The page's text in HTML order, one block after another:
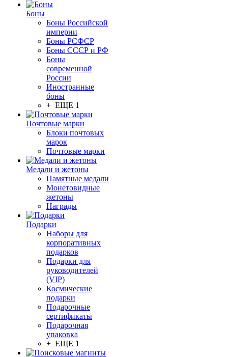
Боны
Боны Российской
империи
Боны РСФСР
Боны СССР и РФ
Боны
современной
России
Иностранные
боны
+ ЕЩЕ 1
Почтовые марки
Блоки почтовых
марок
Почтовые марки
Медали и жетоны
Памятные медали
Монетовидные
жетоны
Награды
Подарки
Наборы для
корпоративных
подарков
Подарки для
руководителей
(VIP)
Космические
подарки
Подарочные
сертификаты
Подарочная
упаковка
+ ЕЩЕ 1